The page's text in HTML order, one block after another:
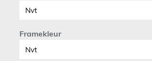
Framekleur